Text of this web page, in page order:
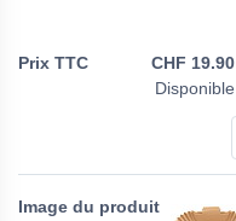
CHF 19.90
Disponible